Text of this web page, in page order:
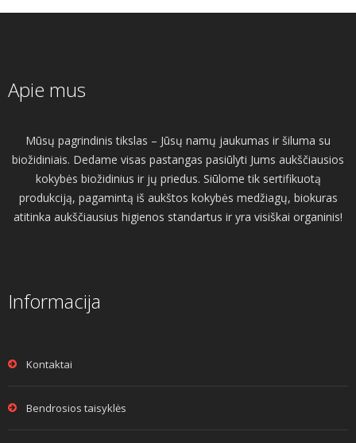
Apie mus
Mūsų pagrindinis tikslas – Jūsų namų jaukumas ir šiluma su
biožidiniais. Dedame visas pastangas pasiūlyti Jums aukščiausios
kokybės biožidinius ir jų priedus. Siūlome tik sertifikuotą
produkciją, pagamintą iš aukštos kokybės medžiagų, biokuras
atitinka aukščiausius higienos standartus ir yra visiškai organinis!
Informacija
Kontaktai
Bendrosios taisyklės